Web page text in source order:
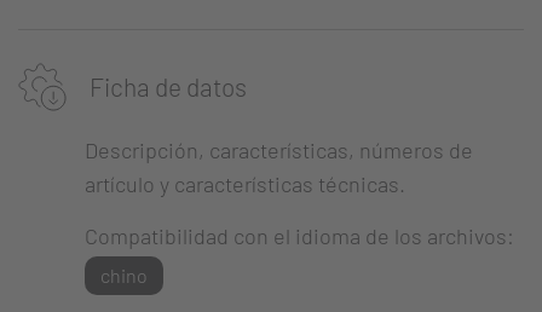
Ficha de datos
Descripción, características, números de
artículo y características técnicas.
Compatibilidad con el idioma de los archivos:
chino